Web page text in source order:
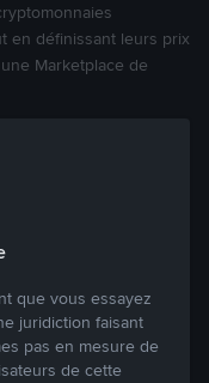
en définissant leurs prix
Marketplace de
et de vendre à votre
propres prix.
Voir plus
que vous essayez
juridiction faisant
pas en mesure de
de cette